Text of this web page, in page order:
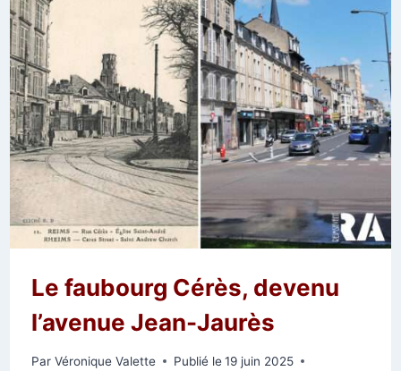
Le faubourg Cérès, devenu
l’avenue Jean-Jaurès
Par Véronique Valette Publié le 19 juin 2025